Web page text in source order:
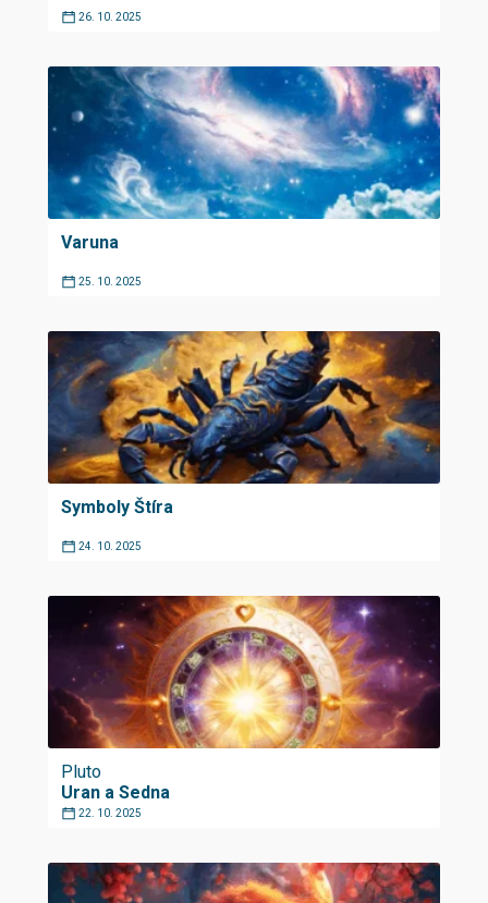
26. 10. 2025
Varuna
25. 10. 2025
Symboly Štíra
24. 10. 2025
Pluto
Uran a Sedna
22. 10. 2025